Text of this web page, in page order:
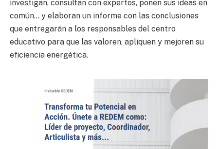
investigan, consultan con expertos, ponen sus ideas en
común… y elaboran un informe con las conclusiones
que entregarán a los responsables del centro
educativo para que las valoren, apliquen y mejoren su
eficiencia energética.